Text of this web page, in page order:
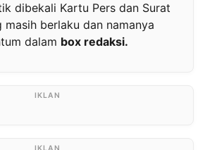
dibekali Kartu Pers dan Surat
masih berlaku dan namanya
dalam box redaksi.